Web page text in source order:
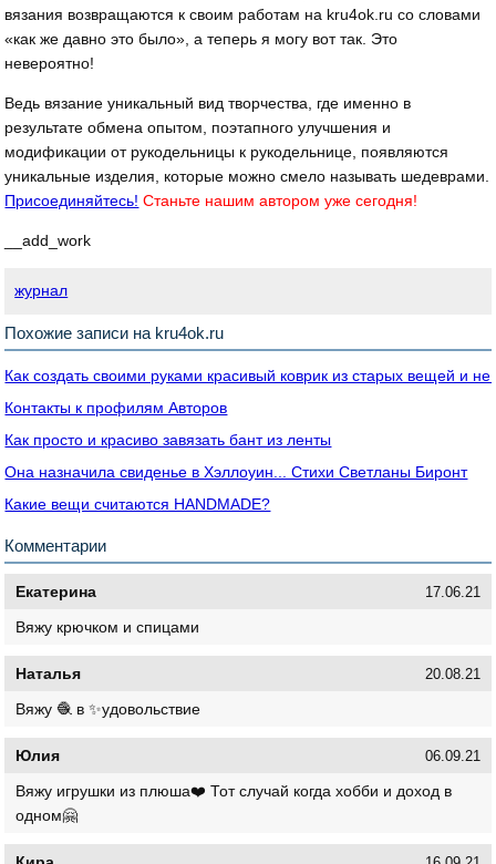
вязания возвращаются к своим работам на kru4ok.ru со словами
«как же давно это было», а теперь я могу вот так. Это
невероятно!
Ведь вязание уникальный вид творчества, где именно в
результате обмена опытом, поэтапного улучшения и
модификации от рукодельницы к рукодельнице, появляются
уникальные изделия, которые можно смело называть шедеврами.
Присоединяйтесь! Станьте нашим автором уже сегодня!
__add_work
журнал
Похожие записи на kru4ok.ru
Как создать своими руками красивый коврик из старых вещей и не
Контакты к профилям Авторов
Как просто и красиво завязать бант из ленты
Она назначила свиденье в Хэллоуин... Стихи Светланы Биронт
Какие вещи считаются HANDMADE?
Комментарии
Екатерина 17.06.21
Вяжу крючком и спицами
Наталья 20.08.21
Вяжу 🧶 в ✨удовольствие
Юлия 06.09.21
Вяжу игрушки из плюша❤️ Тот случай когда хобби и доход в
одном🤗